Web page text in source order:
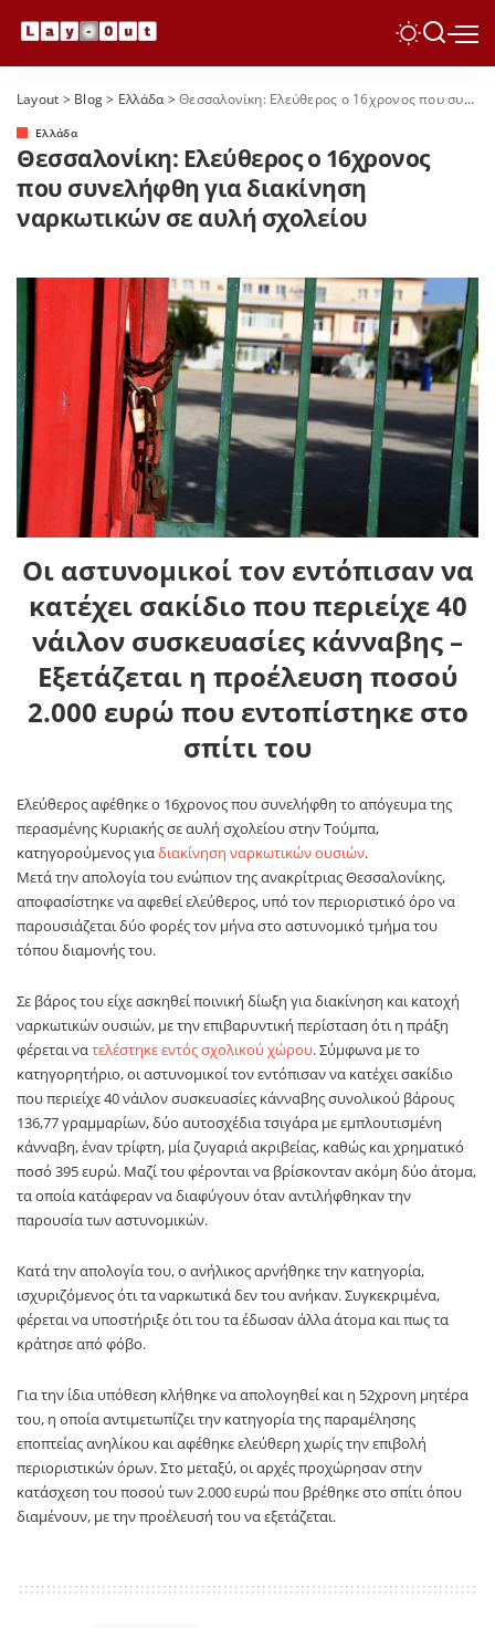
Layout > Blog> Ελλάδα>Θεσσαλονίκη: Ελεύθερος ο 16χρονος που συνελήφθη για διακίνηση ναρκωτικών σε αυλή σχολείου
Ελλάδα
Θεσσαλονίκη: Ελεύθερος ο 16χρονος
που συνελήφθη για διακίνηση
ναρκωτικών σε αυλή σχολείου
Οι αστυνομικοί τον εντόπισαν να
κατέχει σακίδιο που περιείχε 40
νάιλον συσκευασίες κάνναβης –
Εξετάζεται η προέλευση ποσού
2.000 ευρώ που εντοπίστηκε στο
σπίτι του
Ελεύθερος αφέθηκε ο 16χρονος που συνελήφθη το απόγευμα της
περασμένης Κυριακής σε αυλή σχολείου στην Τούμπα,
κατηγορούμενος γιαδιακίνηση ναρκωτικών ουσιών.
Μετά την απολογία του ενώπιον της ανακρίτριας Θεσσαλονίκης,
αποφασίστηκε να αφεθεί ελεύθερος, υπό τον περιοριστικό όρο να
παρουσιάζεται δύο φορές τον μήνα στο αστυνομικό τμήμα του
τόπου διαμονής του.
Σε βάρος του είχε ασκηθεί ποινική δίωξη για διακίνηση και κατοχή
ναρκωτικών ουσιών, με την επιβαρυντική περίσταση ότι η πράξη
φέρεται νατελέστηκε εντός σχολικού χώρου. Σύμφωνα με το
κατηγορητήριο, οι αστυνομικοί τον εντόπισαν να κατέχει σακίδιο
που περιείχε 40 νάιλον συσκευασίες κάνναβης συνολικού βάρους
136,77 γραμμαρίων, δύο αυτοσχέδια τσιγάρα με εμπλουτισμένη
κάνναβη, έναν τρίφτη, μία ζυγαριά ακριβείας, καθώς και χρηματικό
ποσό 395 ευρώ. Μαζί του φέρονται να βρίσκονταν ακόμη δύο άτομα,
τα οποία κατάφεραν να διαφύγουν όταν αντιλήφθηκαν την
παρουσία των αστυνομικών.
Κατά την απολογία του, ο ανήλικος αρνήθηκε την κατηγορία,
ισχυριζόμενος ότι τα ναρκωτικά δεν του ανήκαν. Συγκεκριμένα,
φέρεται να υποστήριξε ότι του τα έδωσαν άλλα άτομα και πως τα
κράτησε από φόβο.
Για την ίδια υπόθεση κλήθηκε να απολογηθεί και η 52χρονη μητέρα
του, η οποία αντιμετωπίζει την κατηγορία της παραμέλησης
εποπτείας ανηλίκου και αφέθηκε ελεύθερη χωρίς την επιβολή
περιοριστικών όρων. Στο μεταξύ, οι αρχές προχώρησαν στην
κατάσχεση του ποσού των 2.000 ευρώ που βρέθηκε στο σπίτι όπου
διαμένουν, με την προέλευσή του να εξετάζεται.